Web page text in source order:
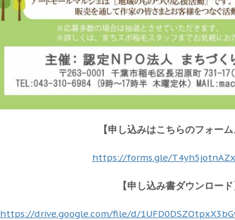
【申し込みはこちらのフォーム
https://forms.gle/
【申し込み書ダウンロード
https://drive.google.com/file/d/